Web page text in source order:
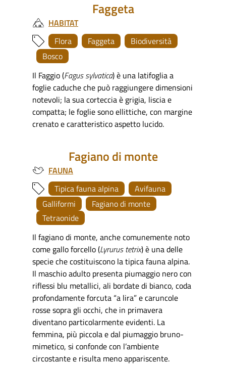
Faggeta
HABITAT
Flora
Faggeta
Biodiversità
Bosco
Il Faggio(Fagus sylvatica) è una latifoglia a
foglie caduche che può raggiungere dimensioni
notevoli; la sua corteccia è grigia, liscia e
compatta; le foglie sono ellittiche, con margine
crenato e caratteristico aspetto lucido.
Fagiano di monte
FAUNA
Tipica fauna alpina
Avifauna
Galliformi
Fagiano di monte
Tetraonide
Il fagiano di monte, anche comunemente noto
come gallo forcello (Lyrurus tetrix) è una delle
specie che costituiscono la tipica fauna alpina.
Il maschio adulto presenta piumaggio nero con
riflessi blu metallici, ali bordate di bianco, coda
profondamente forcuta “a lira” e caruncole
rosse sopra gli occhi, che in primavera
diventano particolarmente evidenti. La
femmina, più piccola e dal piumaggio bruno-
mimetico, si confonde con l’ambiente
circostante e risulta meno appariscente.